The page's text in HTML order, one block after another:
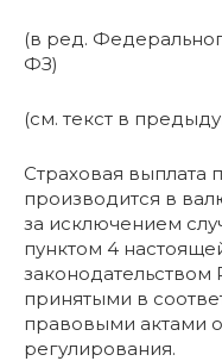
(в ред.
ФЗ)
(см. текст в
Страховая выплата
производится в
за исключением
пунктом 4
принятыми в
правовыми актами
регулирования.